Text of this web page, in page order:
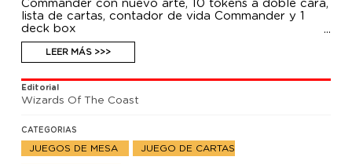
Commander con nuevo arte, 10 tokens a doble cara,
lista de cartas, contador de vida Commander y 1
deck box
LEER MÁS >>>
Editorial
Wizards Of The Coast
CATEGORIAS
JUEGOS DE MESA JUEGO DE CARTAS